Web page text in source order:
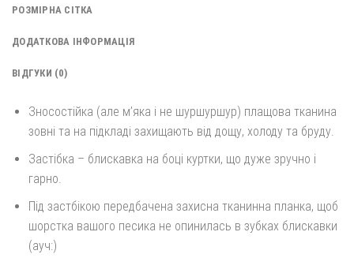
РОЗМІРНА СІТКА
ДОДАТКОВА ІНФОРМАЦІЯ
ВІДГУКИ (0)
Зносостійка (але м’яка і не шуршуршур) плащова тканина
зовні та на підкладі захищають від дощу, холоду та бруду.
Застібка – блискавка на боці куртки, що дуже зручно і
гарно.
Під застбікою передбачена захисна тканинна планка, щоб
шорстка вашого песика не опинилась в зубках блискавки
(ауч:)